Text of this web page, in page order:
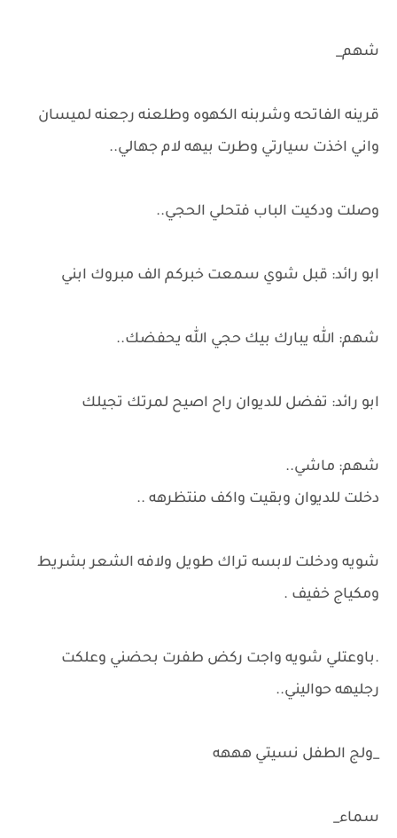
شهم_
قرينه الفاتحه وشربنه الكهوه وطلعنه رجعنه لميسان
واني اخذت سيارتي وطرت بيهه لام جهالي..
وصلت ودكيت الباب فتحلي الحجي..
ابو رائد: قبل شوي سمعت خبركم الف مبروك ابني
شهم: الله يبارك بيك حجي الله يحفضك..
ابو رائد: تفضل للديوان راح اصيح لمرتك تجيلك
شهم: ماشي..
دخلت للديوان وبقيت واكف منتظرهه ..
شويه ودخلت لابسه تراك طويل ولافه الشعر بشريط
ومكياج خفيف .
.باوعتلي شويه واجت ركض طفرت بحضني وعلكت
رجليهه حواليني..
_ولج الطفل نسيتي هههه
سماء_